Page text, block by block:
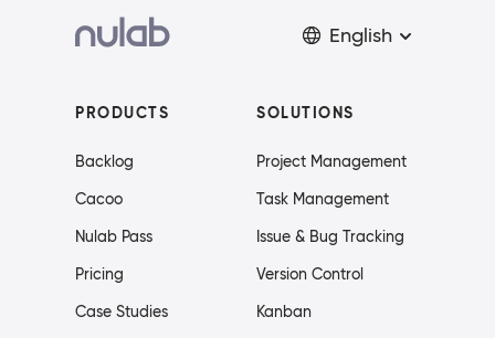
English
PRODUCTS
Backlog
Cacoo
Nulab Pass
Pricing
Case Studies
SOLUTIONS
Project Management
Task Management
Issue & Bug Tracking
Version Control
Kanban